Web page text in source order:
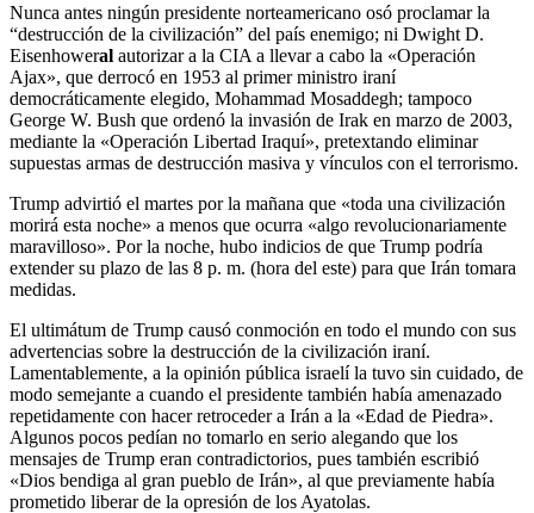
Nunca antes ningún presidente norteamericano osó proclamar la
“destrucción de la civilización” del país enemigo; ni Dwight D.
Eisenhoweral autorizar a la CIA a llevar a cabo la «Operación
Ajax», que derrocó en 1953 al primer ministro iraní
democráticamente elegido, Mohammad Mosaddegh; tampoco
George W. Bush que ordenó la invasión de Irak en marzo de 2003,
mediante la «Operación Libertad Iraquí», pretextando eliminar
supuestas armas de destrucción masiva y vínculos con el terrorismo.
Trump advirtió el martes por la mañana que «toda una civilización
morirá esta noche» a menos que ocurra «algo revolucionariamente
maravilloso». Por la noche, hubo indicios de que Trump podría
extender su plazo de las 8 p. m. (hora del este) para que Irán tomara
medidas.
El ultimátum de Trump causó conmoción en todo el mundo con sus
advertencias sobre la destrucción de la civilización iraní.
Lamentablemente, a la opinión pública israelí la tuvo sin cuidado, de
modo semejante a cuando el presidente también había amenazado
repetidamente con hacer retroceder a Irán a la «Edad de Piedra».
Algunos pocos pedían no tomarlo en serio alegando que los
mensajes de Trump eran contradictorios, pues también escribió
«Dios bendiga al gran pueblo de Irán», al que previamente había
prometido liberar de la opresión de los Ayatolas.